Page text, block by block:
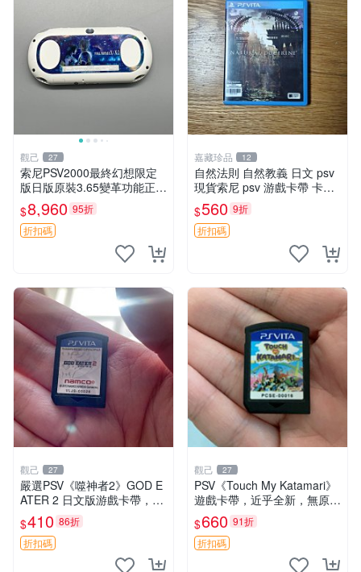
觀己 27
索尼PSV2000最終幻想限定
版日版原裝3.65變革功能正常
背面小劃痕磨損 實物圖可查
限量珍藏 畫集 游戲機
$8,960 95折
折扣碼
嘉藏珍品 12
自然法則 自然教義 日文 psv
現貨索尼 psv 游戲卡帶 卡盒
無損 版本外版 功能正常讀卡
關于質量：為避免糾紛，鑒寶
專家，收藏家和較真黨自行繞
$560 9折
折扣碼
觀己 27
嚴選PSV《噬神者2》GOD E
ATER 2 日文版游戲卡帶，成
色尚佳輕微使用痕跡，功能正
常無故障，適合收藏愛好者。
PSV卡帶 相機 功能遊戲 嚴選
$410 86折
折扣碼
觀己 27
PSV《Touch My Katamari》
遊戲卡帶，近乎全新，無原廠
包裝，經典滾動球樂趣等你來
挑戰，嚴選好物推薦。Katam
ari Touch 測試版
$660 91折
折扣碼